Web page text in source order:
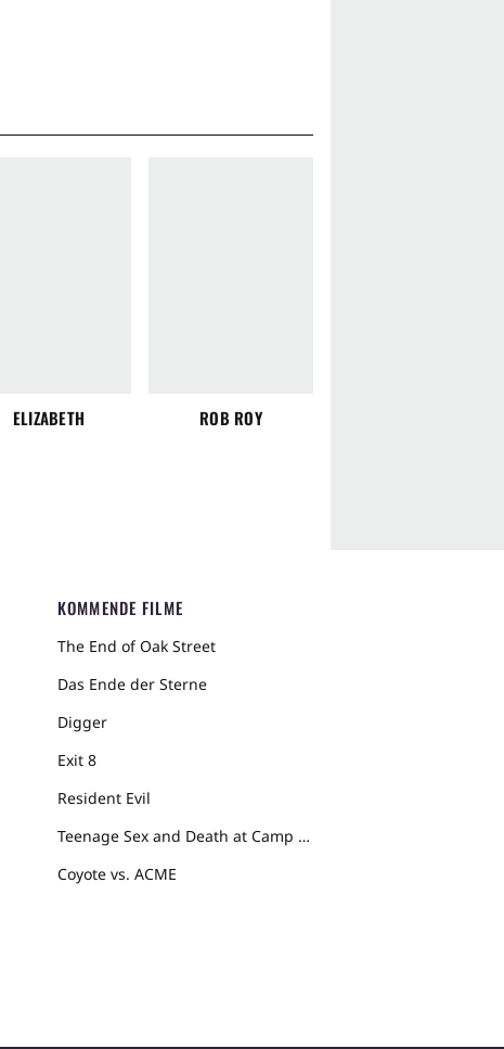
ELIZABETH ROB ROY
KOMMENDE FILME
The End of Oak Street
Das Ende der Sterne
Digger
Exit 8
Resident Evil
Teenage Sex and Death at Camp Miasma
Coyote vs. ACME